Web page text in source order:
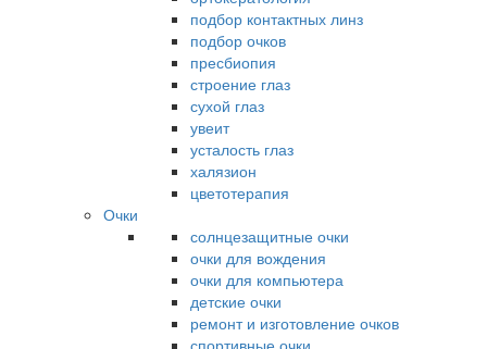
подбор контактных линз
подбор очков
пресбиопия
строение глаз
сухой глаз
увеит
усталость глаз
халязион
цветотерапия
Очки
солнцезащитные очки
очки для вождения
очки для компьютера
детские очки
ремонт и изготовление очков